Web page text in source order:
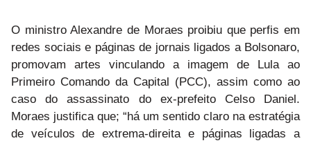
O ministro Alexandre de Moraes proibiu que perfis em
redes sociais e páginas de jornais ligados a Bolsonaro,
promovam artes vinculando a imagem de Lula ao
Primeiro Comando da Capital (PCC), assim como ao
caso do assassinato do ex-prefeito Celso Daniel.
Moraes justifica que; “há um sentido claro na estratégia
de veículos de extrema-direita e páginas ligadas a